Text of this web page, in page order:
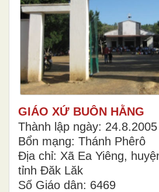
GIÁO XỨ BUÔN HẰNG
Thành lập ngày: 24.8.2005
Bổn mạng: Thánh Phêrô
Địa chỉ: Xã Ea Yiêng,
tỉnh Đăk Lăk
Số Giáo dân: 6469